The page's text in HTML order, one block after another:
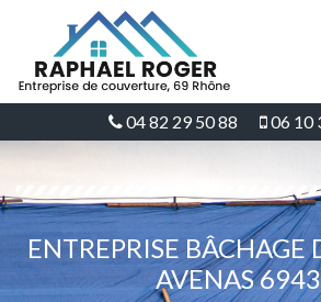
04 82 29 50 88 06 10
ENTREPRISE BÂCHAGE
AVENAS